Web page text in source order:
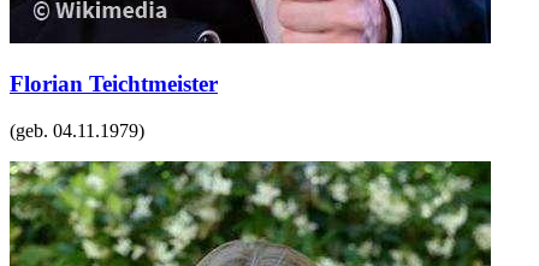
Florian Teichtmeister
(geb. 04.11.1979)